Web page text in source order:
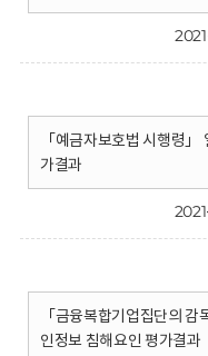
「예금자보호법 시행령
가결과
「금융복합기업집단의
인정보 침해요인 평가결과